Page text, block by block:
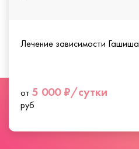
Лечение зависимости Гашиша
от 5 000 ₽/сутки
руб